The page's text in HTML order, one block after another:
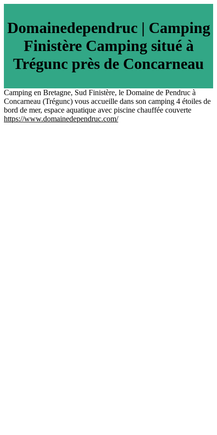
Domainedependruc | Camping
Finistère Camping situé à
Trégunc près de Concarneau
Camping en Bretagne, Sud Finistère, le Domaine de Pendruc à
Concarneau (Trégunc) vous accueille dans son camping 4 étoiles de
bord de mer, espace aquatique avec piscine chauffée couverte
https://www.domainedependruc.com/